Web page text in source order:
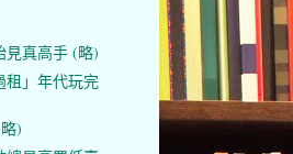
見真高手 (略)
租」年代玩完
)